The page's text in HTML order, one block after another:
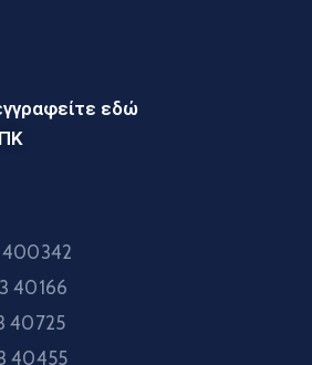
εδώ
400342
40166
40725
40455